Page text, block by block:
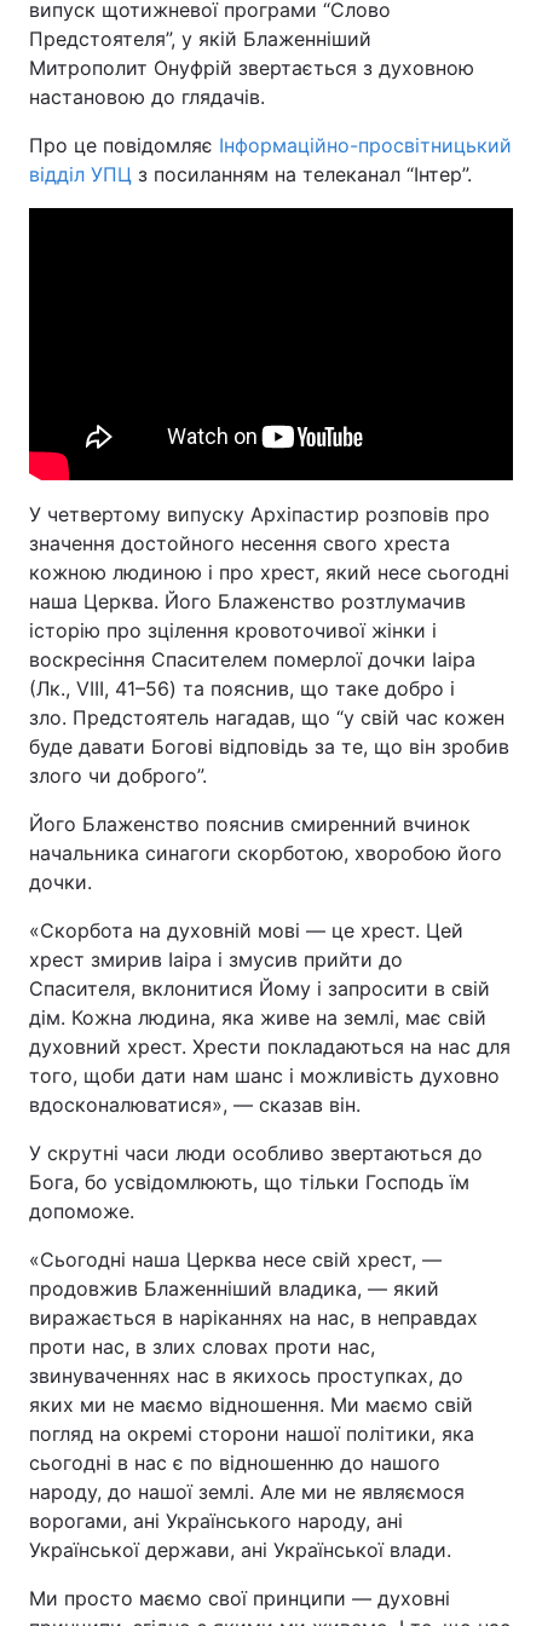
Київ Львів
Дніпро
Одеса
Здоров'я Туризм
Цікавинки Погода
Відео з Youtube Статті
Інтерв'ю Думки
Архів Вакансії
Контакти
Реклама на сайті Фотобанк
Моніторинг Пресцентр
випуск щотижневої програми “Слово
Предстоятеля”, у якій Блаженніший
Митрополит Онуфрій звертається з духовною
настановою до глядачів.
Про це повідомляє Інформаційно-просвітницький
відділ УПЦ з посиланням на телеканал “Інтер”.
У четвертому випуску Архіпастир розповів про
значення достойного несення свого хреста
кожною людиною і про хрест, який несе сьогодні
наша Церква. Його Блаженство розтлумачив
історію про зцілення кровоточивої жінки і
воскресіння Спасителем померлої дочки Іаіра
(Лк., VIII, 41–56) та пояснив, що таке добро і
зло. Предстоятель нагадав, що “у свій час кожен
буде давати Богові відповідь за те, що він зробив
злого чи доброго”.
Його Блаженство пояснив смиренний вчинок
начальника синагоги скорботою, хворобою його
дочки.
«Скорбота на духовній мові — це хрест. Цей
хрест змирив Іаіра і змусив прийти до
Спасителя, вклонитися Йому і запросити в свій
дім. Кожна людина, яка живе на землі, має свій
духовний хрест. Хрести покладаються на нас для
того, щоби дати нам шанс і можливість духовно
вдосконалюватися», — сказав він.
У скрутні часи люди особливо звертаються до
Бога, бо усвідомлюють, що тільки Господь їм
допоможе.
«Сьогодні наша Церква несе свій хрест, —
продовжив Блаженніший владика, — який
виражається в наріканнях на нас, в неправдах
проти нас, в злих словах проти нас,
звинуваченнях нас в якихось проступках, до
яких ми не маємо відношення. Ми маємо свій
погляд на окремі сторони нашої політики, яка
сьогодні в нас є по відношенню до нашого
народу, до нашої землі. Але ми не являємося
ворогами, ані Українського народу, ані
Української держави, ані Української влади.
Ми просто маємо свої принципи — духовні